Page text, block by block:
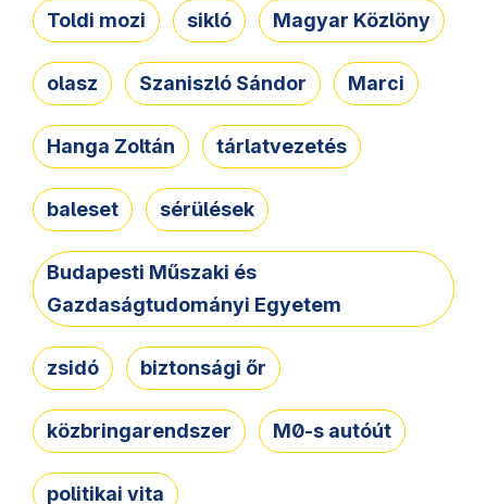
Toldi mozi sikló Magyar Közlöny
olasz Szaniszló Sándor Marci
Hanga Zoltán tárlatvezetés
baleset sérülések
Budapesti Műszaki és
Gazdaságtudományi Egyetem
zsidó biztonsági őr
közbringarendszer M0-s autóút
politikai vita